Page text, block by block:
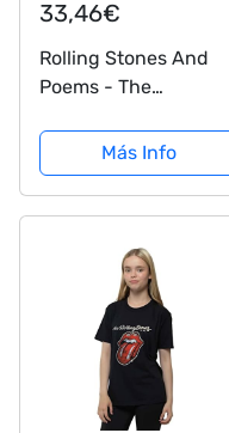
33,46€
Rolling Stones And
Poems - The
Henry - Vol. Viii (The
Complete Works of O.
Henry, 8)
Más Info